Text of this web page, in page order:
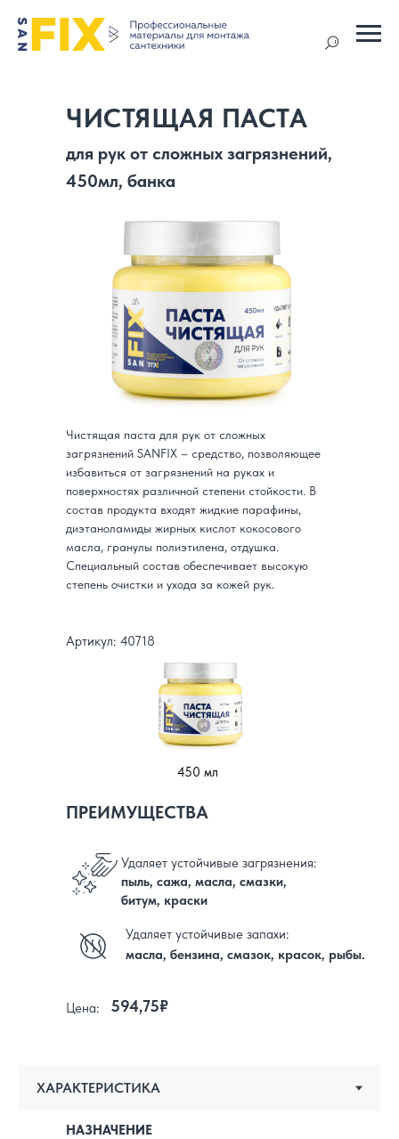
Чистящая паста для рук от сложных
загрязнений SANFIX – средство, позволяющее
избавиться от загрязнений на руках и
поверхностях различной степени стойкости. В
состав продукта входят жидкие парафины,
диэтаноламиды жирных кислот кокосового
масла, гранулы полиэтилена, отдушка.
Специальный состав обеспечивает высокую
степень очистки и ухода за кожей рук.
ЧИСТЯЩАЯ ПАСТА
для рук от сложных загрязнений,
450мл, банка
450 мл
Цена: 594,75₽
Артикул: 40718
Удаляет устойчивые загрязнения:
пыль, сажа, масла, смазки,
битум, краски
Удаляет устойчивые запахи:
масла, бензина, смазок, красок, рыбы.
ПРЕИМУЩЕСТВА
НАЗНАЧЕНИЕ